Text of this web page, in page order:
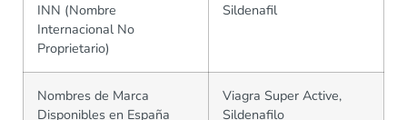
INN (Nombre
Internacional No
Proprietario)
Sildenafil
Nombres de Marca
Disponibles en España
Viagra Super Active,
Sildenafilo